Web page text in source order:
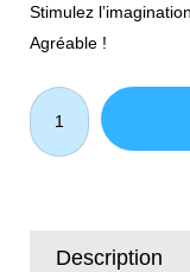
Stimulez
Agréable !
quantité
de
Blocs
SérieDescription